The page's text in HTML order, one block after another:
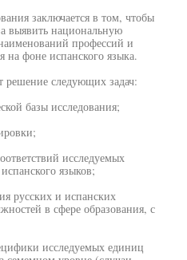
заключается в том, чтобы
выявить национальную
профессий и
на фоне испанского языка.
решение следующих задач:
базы исследования;
исследуемых
языков;
русских и испанских
в сфере образования, с
исследуемых единиц